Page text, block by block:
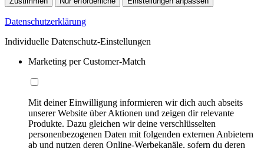
Datenschutzerklärung
Individuelle Datenschutz-Einstellungen
Marketing per Customer-Match
Mit deiner Einwilligung informieren wir dich auch abseits
unserer Website über Aktionen und zeigen dir relevante
Produkte. Dazu gleichen wir deine verschlüsselten
personenbezogenen Daten mit folgenden externen Anbietern
ab und nutzen deren Online-Werbekanäle, sofern du deren